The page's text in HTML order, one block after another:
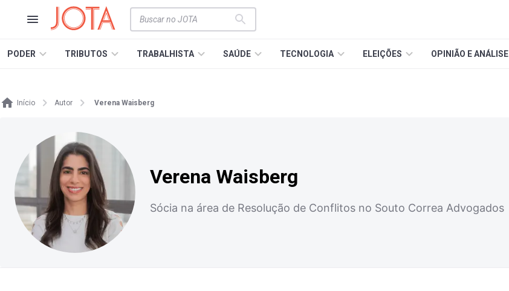
PODER TRIBUTOS TRABALHISTA SAÚDE TECNOLOGIA ELEIÇÕES OPINIÃO E ANÁLISE
Início Autor Verena Waisberg
Verena Waisberg
Sócia na área de Resolução de Conflitos no Souto Correa Advogados